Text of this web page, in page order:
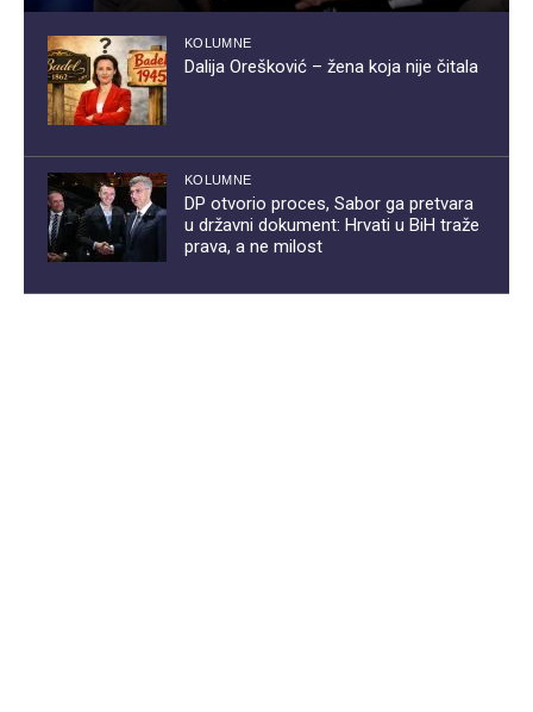
KOLUMNE
Dalija Orešković – žena koja nije čitala
KOLUMNE
DP otvorio proces, Sabor ga pretvara
u državni dokument: Hrvati u BiH traže
prava, a ne milost